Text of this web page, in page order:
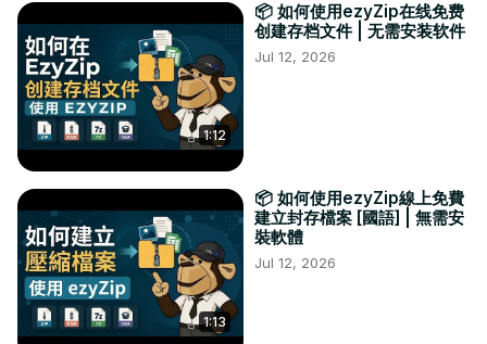
1:12
📦 如何使用ezyZip在线免费
创建存档文件 | 无需安装软件
Jul 12, 2026
1:13
📦 如何使用ezyZip線上免費
建立封存檔案 [國語] | 無需安
裝軟體
Jul 12, 2026